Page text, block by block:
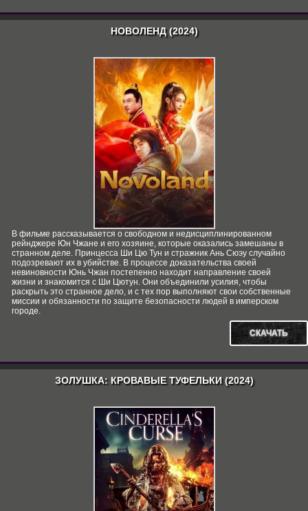
НОВОЛЕНД (2024)
В фильме рассказывается о свободном и недисциплинированном
рейнджере Юн Чжане и его хозяине, которые оказались замешаны в
странном деле. Принцесса Ши Цю Тун и стражник Ань Сюэу случайно
подозревают их в убийстве. В процессе доказательства своей
невиновности Юнь Чжан постепенно находит направление своей
жизни и знакомится с Ши Цютун. Они объединили усилия, чтобы
раскрыть это странное дело, и с тех пор выполняют свои собственные
миссии и обязанности по защите безопасности людей в имперском
городе.
СКАЧАТЬ
ЗОЛУШКА: КРОВАВЫЕ ТУФЕЛЬКИ (2024)